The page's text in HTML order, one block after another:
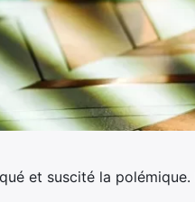
et suscité la polémique.